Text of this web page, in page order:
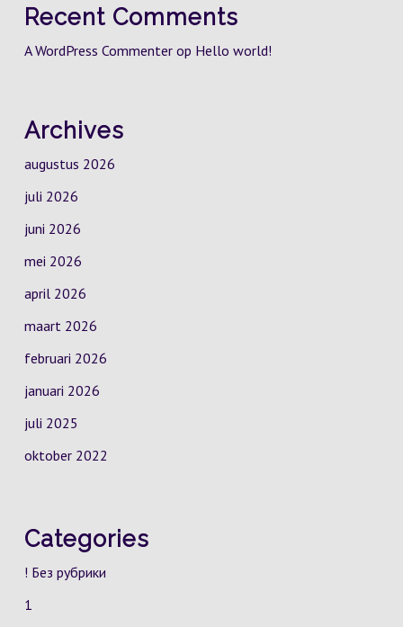
Recent Comments
A WordPress Commenterop Hello world!
Archives
augustus 2026
juli 2026
juni 2026
mei 2026
april 2026
maart 2026
februari 2026
januari 2026
juli 2025
oktober 2022
Categories
! Без рубрики
1